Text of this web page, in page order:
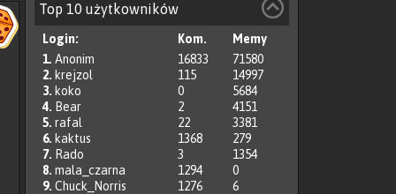
Top 10 użytkowników
Login: Kom.
Memy
1. Anonim 16833
71580
2. krejzol 115
14997
3. koko 0
5684
4. Bear 2
4151
5. rafal 22
3381
6. kaktus 1368
279
7. Rado 3
1354
8. mala_czarna 1294
0
9. Chuck_Norris 1276
6